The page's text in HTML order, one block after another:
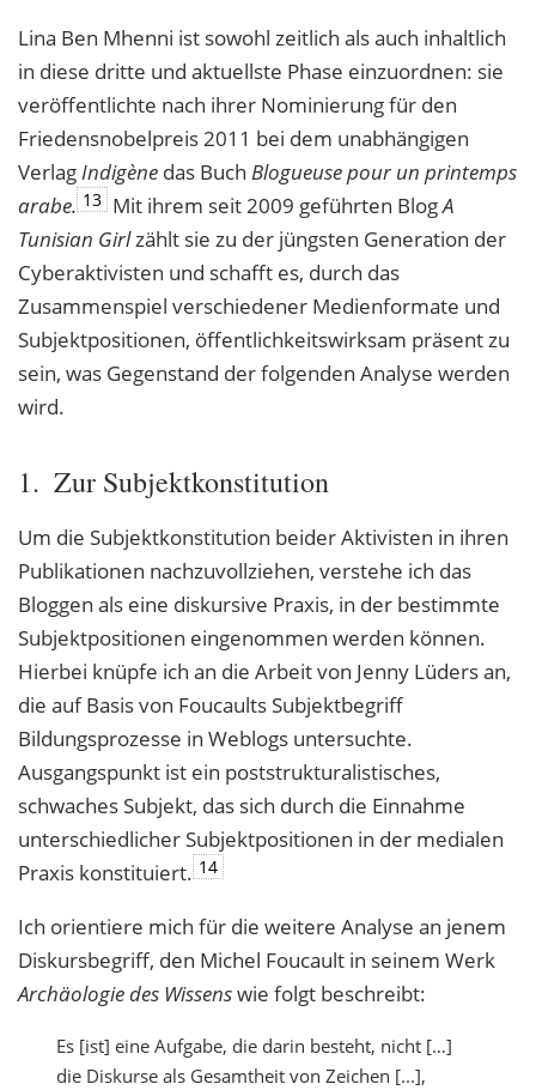
Lina Ben Mhenni ist sowohl zeitlich als auch inhaltlich
in diese dritte und aktuellste Phase einzuordnen: sie
veröffentlichte nach ihrer Nominierung für den
Friedensnobelpreis 2011 bei dem unabhängigen
VerlagIndigène das Buch Blogueuse pour un printemps
arabe. 13 Mit ihrem seit 2009 geführten BlogA
Tunisian Girlzählt sie zu der jüngsten Generation der
Cyberaktivisten und schafft es, durch das
Zusammenspiel verschiedener Medienformate und
Subjektpositionen, öffentlichkeitswirksam präsent zu
sein, was Gegenstand der folgenden Analyse werden
wird.
1. Zur Subjektkonstitution
Um die Subjektkonstitution beider Aktivisten in ihren
Publikationen nachzuvollziehen, verstehe ich das
Bloggen als eine diskursive Praxis, in der bestimmte
Subjektpositionen eingenommen werden können.
Hierbei knüpfe ich an die Arbeit von Jenny Lüders an,
die auf Basis von Foucaults Subjektbegriff
Bildungsprozesse in Weblogs untersuchte.
Ausgangspunkt ist ein poststrukturalistisches,
schwaches Subjekt, das sich durch die Einnahme
unterschiedlicher Subjektpositionen in der medialen
Praxis konstituiert. 14
Ich orientiere mich für die weitere Analyse an jenem
Diskursbegriff, den Michel Foucault in seinem Werk
Archäologie des Wissenswie folgt beschreibt:
Es [ist] eine Aufgabe, die darin besteht, nicht […]
die Diskurse als Gesamtheit von Zeichen [...],